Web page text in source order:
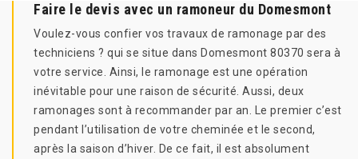
Faire le devis avec un ramoneur du Domesmont
Voulez-vous confier vos travaux de ramonage par des
techniciens ? qui se situe dans Domesmont 80370 sera à
votre service. Ainsi, le ramonage est une opération
inévitable pour une raison de sécurité. Aussi, deux
ramonages sont à recommander par an. Le premier c’est
pendant l’utilisation de votre cheminée et le second,
après la saison d’hiver. De ce fait, il est absolument